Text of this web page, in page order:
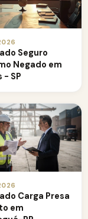
Seguro
Negado em
- SP
Carga Presa
em